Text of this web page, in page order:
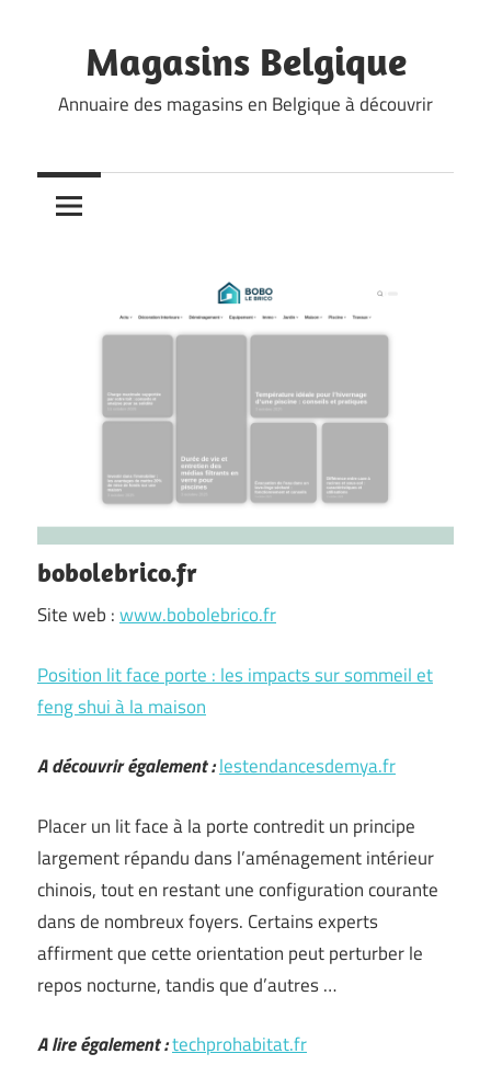
contentMagasins Belgique
Annuaire des magasins en Belgique à découvrir
bobolebrico.fr
Site web :www.bobolebrico.fr
Position lit face porte : les impacts sur sommeil et
feng shui à la maison
A découvrir également :lestendancesdemya.fr
Placer un lit face à la porte contredit un principe
largement répandu dans l’aménagement intérieur
chinois, tout en restant une configuration courante
dans de nombreux foyers. Certains experts
affirment que cette orientation peut perturber le
repos nocturne, tandis que d’autres …
A lire également :techprohabitat.fr